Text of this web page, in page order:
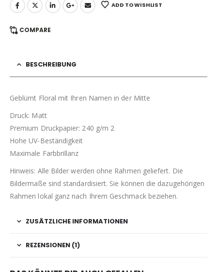
ADD TO WISHLIST
COMPARE
BESCHREIBUNG
Geblümt Floral mit Ihren Namen in der Mitte
Druck: Matt
Premium Druckpapier: 240 g/m 2
Hohe UV-Beständigkeit
Maximale Farbbrillanz
Hinweis: Alle Bilder werden ohne Rahmen geliefert. Die
Bildermaße sind standardisiert. Sie können die dazugehörigen
Rahmen lokal ganz nach Ihrem Geschmack beziehen.
ZUSÄTZLICHE INFORMATIONEN
REZENSIONEN (1)